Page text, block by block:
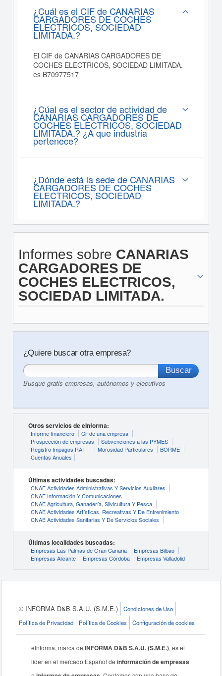
¿Cuál es el CIF de CANARIAS
CARGADORES DE COCHES
ELECTRICOS, SOCIEDAD
LIMITADA.?
El CIF de CANARIAS CARGADORES DE
COCHES ELECTRICOS, SOCIEDAD LIMITADA.
es B70977517
¿Cúal es el sector de actividad de
CANARIAS CARGADORES DE
COCHES ELECTRICOS, SOCIEDAD
LIMITADA.? ¿A que industria
pertenece?
¿Dónde está la sede de CANARIAS
CARGADORES DE COCHES
ELECTRICOS, SOCIEDAD
LIMITADA.?
Informes sobre CANARIAS
CARGADORES DE
COCHES ELECTRICOS,
SOCIEDAD LIMITADA.
¿Quiere buscar otra empresa?
Busque gratis empresas, autónomos y ejecutivos
Otros servicios de eInforma:
Informe financiero
Cif de una empresa
Prospección de empresas
Subvenciones a las PYMES
Registro Impagos RAI
Morosidad Particulares
BORME
Cuentas Anuales
Últimas actividades buscadas:
CNAE Actividades Administrativas Y Servicios Auxliares
CNAE Información Y Comunicaciones
CNAE Agricultura, Ganadería, Silvicultura Y Pesca
CNAE Actividades Artísticas, Recreativas Y De Entrenimiento
CNAE Actividades Sanitarias Y De Servicios Sociales
Últimas localidades buscadas:
Empresas Las Palmas de Gran Canaria
Empresas Bilbao
Empresas Alicante
Empresas Córdoba Empresas Valladolid
© INFORMA D&B S.A.U. (S.M.E.)
Condiciones de Uso
Política de Privacidad
Política de Cookies Configuración de cookies
eInforma, marca deINFORMA D&B S.A.U. (S.M.E.), es el
líder en el mercado Español deinformación de empresas